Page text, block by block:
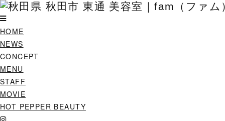
HOME
NEWS
CONCEPT
MENU
STAFF
MOVIE
HOT PEPPER BEAUTY